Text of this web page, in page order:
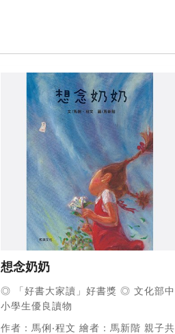
想念奶奶
◎ 「好書大家讀」好書獎 ◎ 文化部中
小學生優良讀物
作者：馬俐‧程文 繪者：馬新階 親子共